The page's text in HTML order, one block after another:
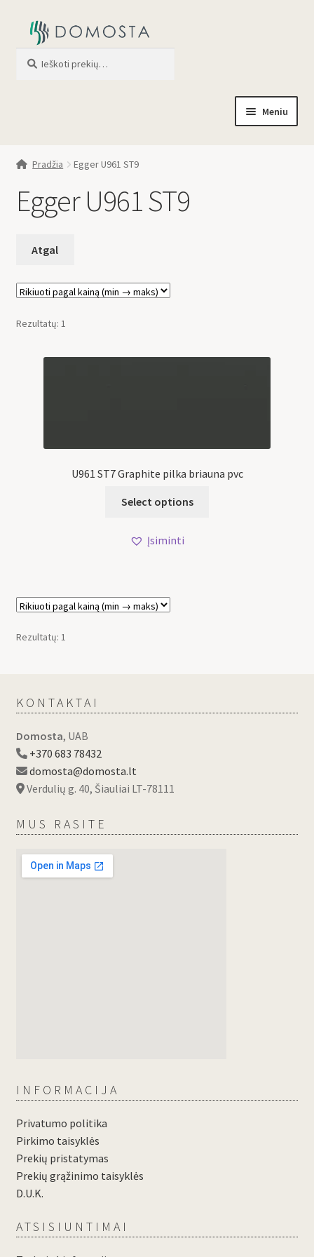
Meniu
Apie mus
Profilis
Pradžia Egger U961 ST9
Egger U961 ST9
Rezultatų: 1
U961 ST7 Graphite pilka briauna pvc
Select options
Įsiminti
Rezultatų: 1
KONTAKTAI
Domosta, UAB
+370 683 78432
domosta@domosta.lt
Verdulių g. 40, Šiauliai LT-78111
MUS RASITE
INFORMACIJA
Privatumo politika
Pirkimo taisyklės
Prekių pristatymas
Prekių grąžinimo taisyklės
D.U.K.
ATSISIUNTIMAI